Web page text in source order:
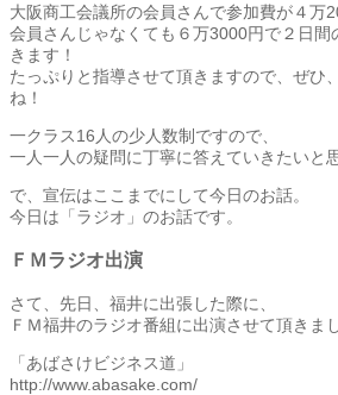
大阪商工会議所の会員さんで参加費が４万
会員さんじゃなくても６万3000円で２日間
きます！
たっぷりと指導させて頂きますので、ぜひ
ね！
一クラス16人の少人数制ですので、
一人一人の疑問に丁寧に答えていきたいと
で、宣伝はここまでにして今日のお話。
今日は「ラジオ」のお話です。
ＦＭラジオ出演
さて、先日、福井に出張した際に、
ＦＭ福井のラジオ番組に出演させて頂きまし
「あばさけビジネス道」
http://www.abasake.com/